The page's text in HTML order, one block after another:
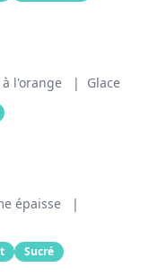
l'orange | Glace
épaisse
|
Sucré